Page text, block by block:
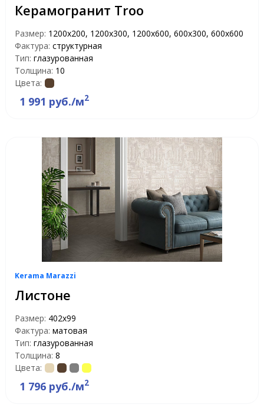
Керамогранит Troo
Размер: 1200х200, 1200х300, 1200х600, 600х300, 600х600
Фактура: структурная
Тип: глазурованная
Толщина: 10
Цвета:
1 991 руб./м2
Kerama Marazzi
Листоне
Размер: 402x99
Фактура: матовая
Тип: глазурованная
Толщина: 8
Цвета:
1 796 руб./м2